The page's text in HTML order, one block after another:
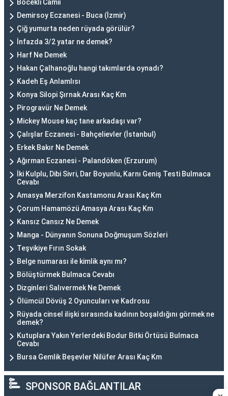
Böcekli Camii
Demirsoy Eczanesi - Buca (İzmir)
Çiğ yumurta neden rüyada görülür?
İnfazda 3/2 yatar ne demek?
Harf Ne Demek
Hakan Çalhanoğlu hangi takımlarda oynadı?
Kadeh Eş Anlamlısı
Konya Silopi Şırnak Arası Kaç Km
Pirogravür Ne Demek
Mickey Mouse kaç tane arkadaşı var?
Çalışlar Eczanesi - Bahçelievler (İstanbul)
Erkek Bakır Ne Demek
Ağırman Eczanesi - Palandöken (Erzurum)
İki Kulplu, Dibi Sivri, Dar Boyunlu, Karnı Geniş Testi Bulmaca
Cevabı
Amasya Merzifon Kastamonu Arası Kaç Km
Çorum Hamamözü Amasya Arası Kaç Km
Kansız Cansız Ne Demek
Manga - Dünyanın Sonuna Doğmuşum Sözleri
Teşvikiye Fırın Sokak
Belge numarası ile kimlik aynı mı?
Bölüştürmek Bulmaca Cevabı
Dizginleri Salıvermek Ne Demek
Ölümcül Dövüş 2 Oyuncuları ve Kadrosu
Rüyada cinsel ilişki sırasında kadının boşaldığını görmek ne
demek?
Kutuplara Yakın Yerlerdeki Bodur Bitki Örtüsü Bulmaca
Cevabı
Bursa Gemlik Beşevler Nilüfer Arası Kaç Km
SPONSOR BAĞLANTILAR